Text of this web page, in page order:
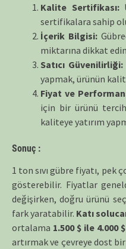
Kalite Sertifikası:
sertifikalara sahip
İçerik Bilgisi:
miktarına dikkat
Satıcı Güvenilirliği:
yapmak, ürünün
Fiyat ve
için bir ürünü
kaliteye yatırım
Sonuç :
1 ton sıvı gübre fiyatı, pek
gösterebilir. Fiyatlar
değişirken, doğru ürünü
fark yaratabilir. Katı
ortalama 1.500 $ ile 4.000 $
artırmak ve çevreye dost